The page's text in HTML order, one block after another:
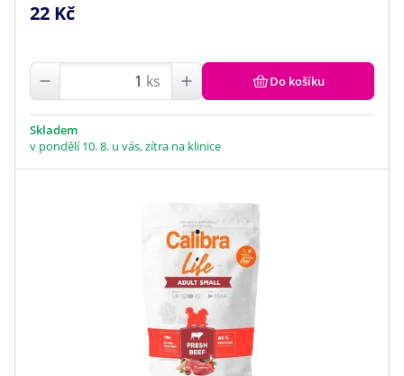
22 Kč
ks Do košíku
Skladem
v pondělí 10. 8. u vás, zítra na klinice